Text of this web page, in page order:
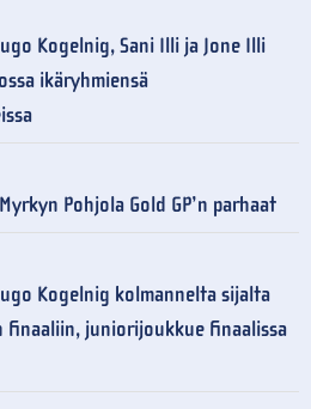
Kogelnig, Sani Illi ja Jone Illi
ikäryhmiensä
Pohjola Gold GP’n parhaat
Kogelnig kolmannelta sijalta
finaaliin, juniorijoukkue finaalissa